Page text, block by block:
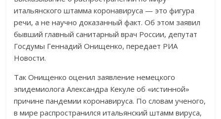
итальянского штамма коронавируса — это фигура
речи, а не научно доказанный факт. Об этом заявил
бывший главный санитарный врач России, депутат
Госдумы Геннадий Онищенко, передает РИА
Новости.
Так Онищенко оценил заявление немецкого
эпидемиолога Александра Кекуле об «истинной»
причине пандемии коронавируса. По словам ученого,
в мире распространился итальянский штамм вируса,